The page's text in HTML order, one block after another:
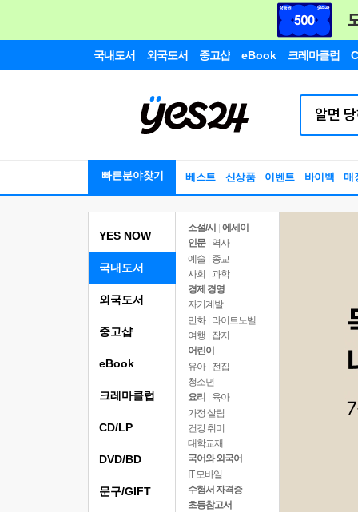
국내도서 외국도서 중고샵 eBook 크레마클럽
빠른분야찾기 베스트 신상품 이벤트 바이백 매
YES NOW
국내도서
소설/시
에세이
인문
역사
예술 | 종교
사회 | 과학
경제 경영
자기계발
만화 | 라이트노벨
여행
잡지
어린이
유아 | 전집
청소년
요리
육아
가정 살림
건강 취미
대학교재
국어와 외국어
IT 모바일
수험서 자격증
초등참고서
외국도서
중고샵
eBook
크레마클럽
CD/LP
DVD/BD
문구/GIFT